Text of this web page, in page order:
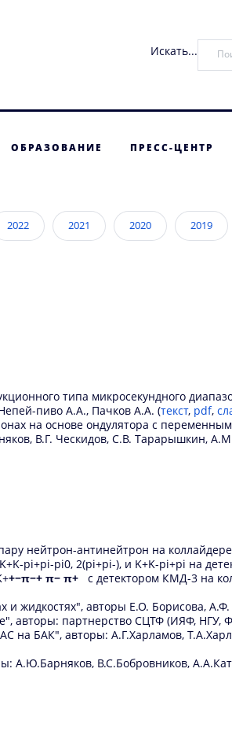
Искать...
ОБРАЗОВАНИЕ ПРЕСС-ЦЕНТР
2022 2021 2020 2019
типа микросекундного
пиво А.А., Пачков А.А. (текст, pdf,
на основе ондулятора с
В.Г. Ческидов, С.В. Тарарышкин,
нейтрон-антинейтрон на
pi+pi-pi0, 2(pi+pi-), и K+K-pi+pi на
+−π−+ π− π+ с детектором КМД-3 на
жидкостях", авторы Е.О. Борисова, А.Ф.
авторы: партнерство СЦТФ (ИЯФ,
на БАК", авторы: А.Г.Харламов,
А.Ю.Барняков, В.С.Бобровников,